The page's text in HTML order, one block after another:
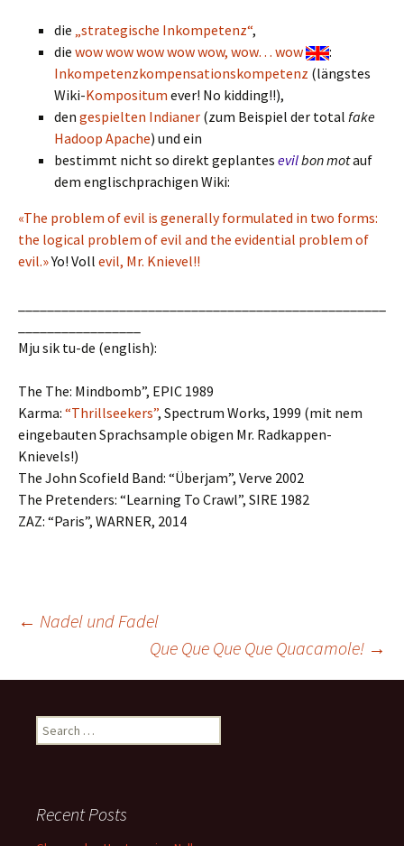
die „strategische Inkompetenz“,
die wow wow wow wow wow, wow… wow
:
Inkompetenzkompensationskompetenz (längstes
Wiki-Kompositum ever! No kidding!!),
den gespielten Indianer (zum Beispiel der total fake
Hadoop Apache) und ein
bestimmt nicht so direkt geplantes evilbon motauf
dem englischprachigen Wiki:
«The problem of evil is generally formulated in two forms:
the logical problem of evil and the evidential problem of
evil.»Yo! Voll evil, Mr. Knievel!!
Mju sik tu-de (english):
The The: Mindbomb”, EPIC 1989
Karma: “Thrillseekers”, Spectrum Works, 1999 (mit nem
eingebauten Sprachsample obigen Mr. Radkappen-
Knievels!)
The John Scofield Band: “Überjam”, Verve 2002
The Pretenders: “Learning To Crawl”, SIRE 1982
ZAZ: “Paris”, WARNER, 2014
Post
navigation
← Nadel und Fadel
Que Que Que Que Quacamole! →
Search
for:
Recent Posts